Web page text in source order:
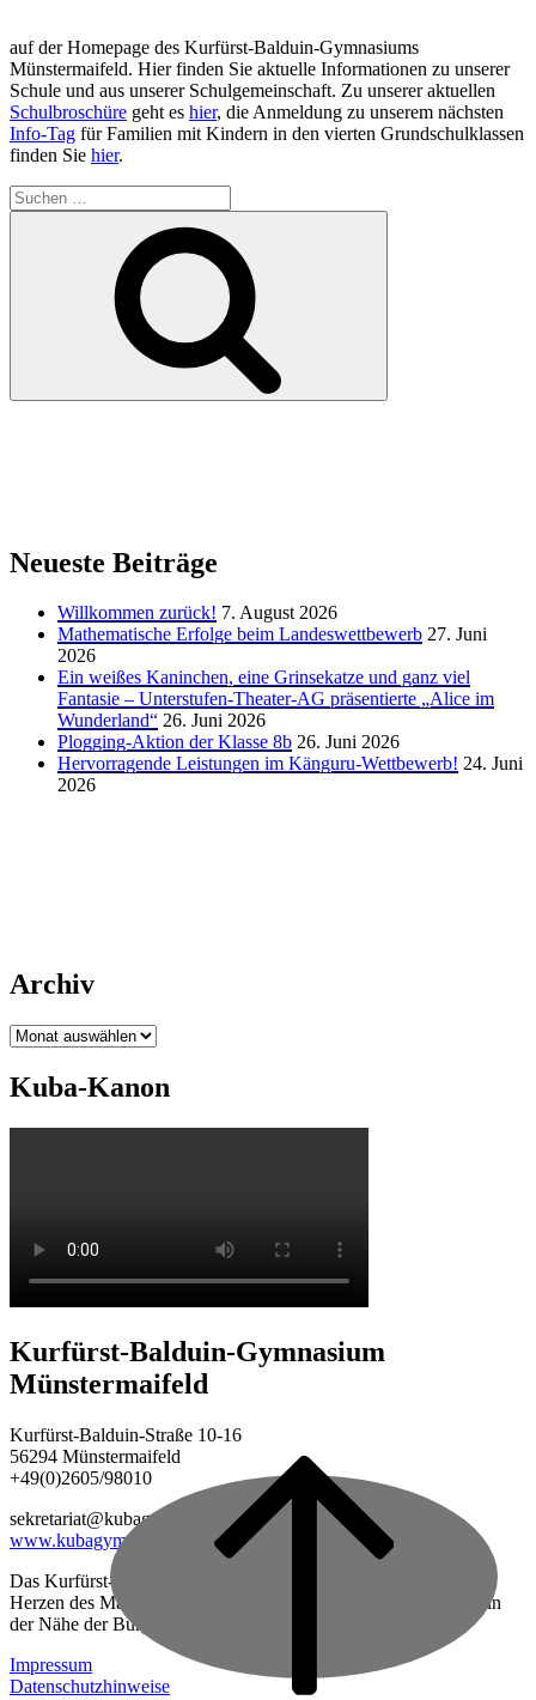
auf der Homepage des Kurfürst-Balduin-Gymnasiums
Münstermaifeld. Hier finden Sie aktuelle Informationen zu unserer
Schule und aus unserer Schulgemeinschaft. Zu unserer aktuellen
Schulbroschüre geht es hier, die Anmeldung zu unserem nächsten
Info-Tag für Familien mit Kindern in den vierten Grundschulklassen
finden Sie hier.
Suchen
nach:
Neueste Beiträge
Willkommen zurück! 7. August 2026
Mathematische Erfolge beim Landeswettbewerb 27. Juni
2026
Ein weißes Kaninchen, eine Grinsekatze und ganz viel
Fantasie – Unterstufen-Theater-AG präsentierte „Alice im
Wunderland“ 26. Juni 2026
Plogging-Aktion der Klasse 8b 26. Juni 2026
Hervorragende Leistungen im Känguru-Wettbewerb! 24. Juni
2026
Archiv
Archiv
Kuba-Kanon
top
Kurfürst-Balduin-Gymnasium
Münstermaifeld
Kurfürst-Balduin-Straße 10-16
56294 Münstermaifeld
+49(0)2605/98010
sekretariat@kubagym.de
www.kubagym.org
Das Kurfürst-Balduin-Gymnasium ist eine vierzügige Schule im
Herzen des Maifeldes, zwischen Mayen und Koblenz gelegen, in
der Nähe der Burg Eltz.
Impressum
Datenschutzhinweise